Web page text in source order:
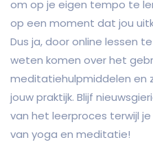
om op je eigen tempo te
op een moment dat jou
Dus ja, door online lessen
weten komen over het
meditatiehulpmiddelen en
jouw praktijk. Blijf
van het leerproces terwijl
van yoga en meditatie!